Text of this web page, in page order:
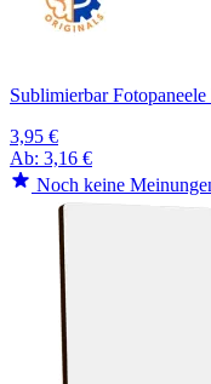
Sublimierbar
3,95 €
Ab: 3,16 €
Noch keine